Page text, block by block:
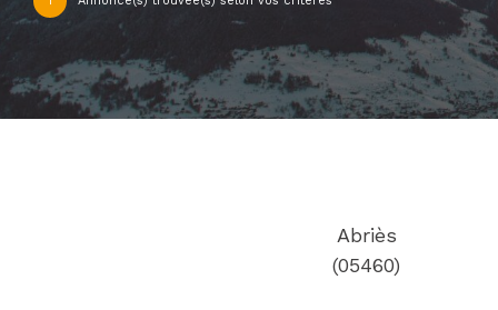
Abriès
(05460)